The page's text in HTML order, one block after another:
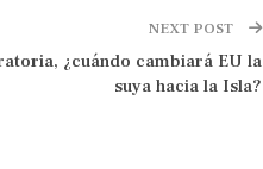
NEXT POST
¿cuándo cambiará EU la
suya hacia la Isla?